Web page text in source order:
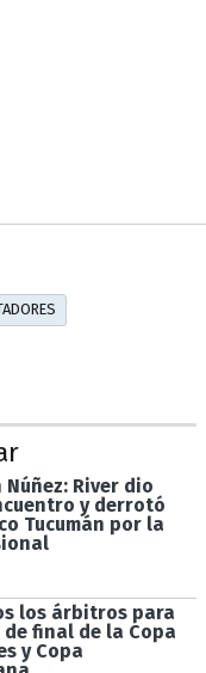
Núñez: River dio
y derrotó
Tucumán por la
los árbitros para
final de la Copa
y Copa